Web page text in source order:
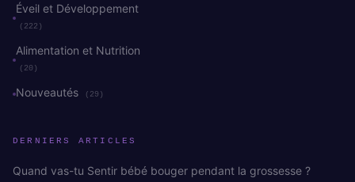
Éveil et Développement
(222)
Alimentation et Nutrition
(20)
Nouveautés (29)
DERNIERS ARTICLES
Quand vas-tu Sentir bébé bouger pendant la grossesse ?